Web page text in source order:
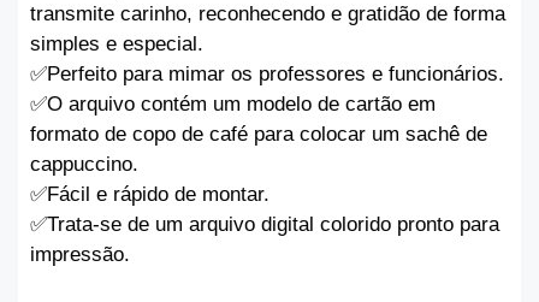
transmite carinho, reconhecendo e gratidão de forma
simples e especial.
✅️Perfeito para mimar os professores e funcionários.
✅️O arquivo contém um modelo de cartão em
formato de copo de café para colocar um sachê de
cappuccino.
✅️Fácil e rápido de montar.
✅️Trata-se de um arquivo digital colorido pronto para
impressão.